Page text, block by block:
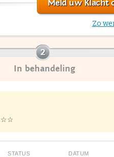
Meld uw Klacht
Zo
In behandeling
STATUS DATUM